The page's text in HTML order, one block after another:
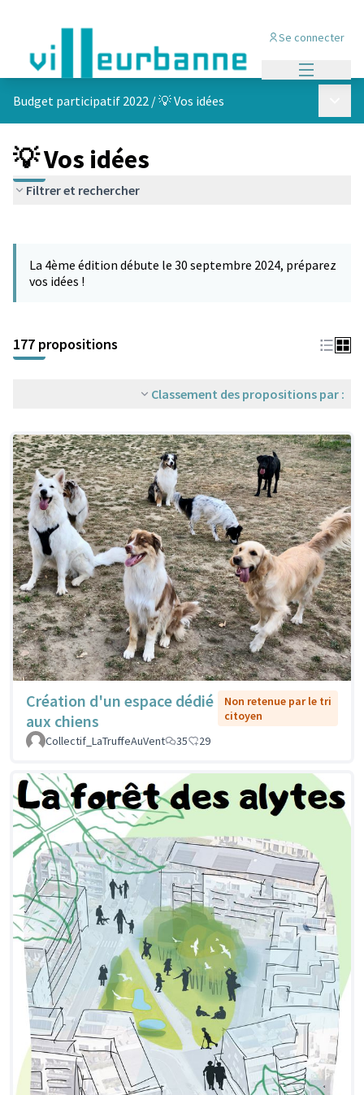
Se connecter
Budget participatif 2022 /💡 Vos idées
💡 Vos idées
Filtrer et rechercher
−
La 4ème édition débute le 30 septembre 2024, préparez
vos idées !
177 propositions
Classement des propositions par :
Création d'un espace dédié
aux chiens
Non retenue par le tri
citoyen
Collectif_LaTruffeAuVent
35 29